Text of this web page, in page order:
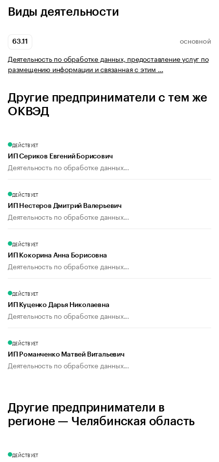
Виды деятельности
63.11 ОСНОВНОЙ
Деятельность по обработке данных, предоставление услуг по
размещению информации и связанная с этим …
Другие предприниматели с тем же
ОКВЭД
ДЕЙСТВУЕТ
ИП Сериков Евгений Борисович
Деятельность по обработке данных...
ДЕЙСТВУЕТ
ИП Нестеров Дмитрий Валерьевич
Деятельность по обработке данных...
ДЕЙСТВУЕТ
ИП Кокорина Анна Борисовна
Деятельность по обработке данных...
ДЕЙСТВУЕТ
ИП Куценко Дарья Николаевна
Деятельность по обработке данных...
ДЕЙСТВУЕТ
ИП Романченко Матвей Витальевич
Деятельность по обработке данных...
Другие предприниматели в
регионе — Челябинская область
ДЕЙСТВУЕТ